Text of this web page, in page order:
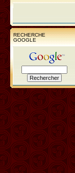
RECHERCHE
GOOGLE